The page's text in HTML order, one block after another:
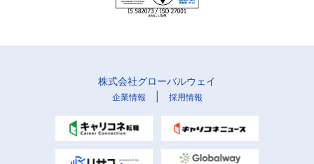
株式会社グローバルウェイ
企業情報 採用情報